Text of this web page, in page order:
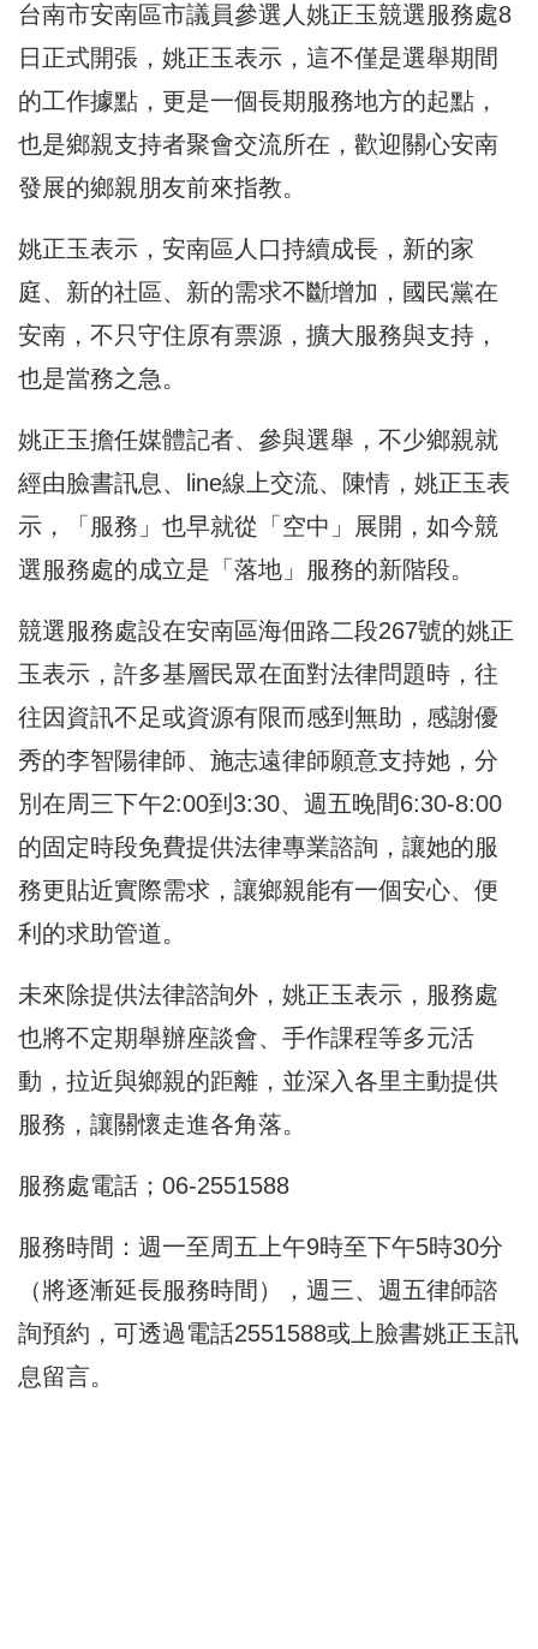
台南市安南區市議員參選人姚正玉競選服務處8
日正式開張，姚正玉表示，這不僅是選舉期間
的工作據點，更是一個長期服務地方的起點，
也是鄉親支持者聚會交流所在，歡迎關心安南
發展的鄉親朋友前來指教。
姚正玉表示，安南區人口持續成長，新的家
庭、新的社區、新的需求不斷增加，國民黨在
安南，不只守住原有票源，擴大服務與支持，
也是當務之急。
姚正玉擔任媒體記者、參與選舉，不少鄉親就
經由臉書訊息、line線上交流、陳情，姚正玉表
示，「服務」也早就從「空中」展開，如今競
選服務處的成立是「落地」服務的新階段。
競選服務處設在安南區海佃路二段267號的姚正
玉表示，許多基層民眾在面對法律問題時，往
往因資訊不足或資源有限而感到無助，感謝優
秀的李智陽律師、施志遠律師願意支持她，分
別在周三下午2:00到3:30、週五晚間6:30-8:00
的固定時段免費提供法律專業諮詢，讓她的服
務更貼近實際需求，讓鄉親能有一個安心、便
利的求助管道。
未來除提供法律諮詢外，姚正玉表示，服務處
也將不定期舉辦座談會、手作課程等多元活
動，拉近與鄉親的距離，並深入各里主動提供
服務，讓關懷走進各角落。
服務處電話；06-2551588
服務時間：週一至周五上午9時至下午5時30分
（將逐漸延長服務時間），週三、週五律師諮
詢預約，可透過電話2551588或上臉書姚正玉訊
息留言。